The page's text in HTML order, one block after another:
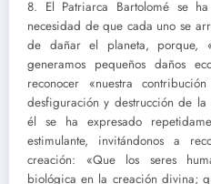
8. El Patriarca Bartolomé se
necesidad de que cada uno se
de dañar el planeta, porque,
generamos pequeños daños
reconocer «nuestra
desfiguración y destrucción de la
él se ha expresado
estimulante, invitándonos a
creación: «Que los seres
biológica en la creación divina;